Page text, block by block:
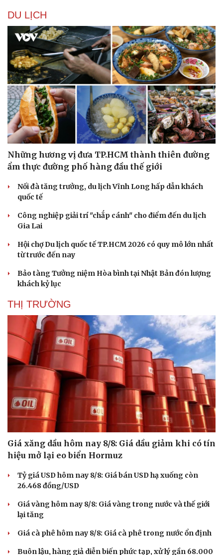
Dinh dưỡng - món ngon
Cây thuốc
Sản phụ khoa
Nhi khoa
Nam khoa
Làm đẹp - giảm cân
Phòng mạch online
Ăn sạch sống khỏe
Blog
Tình yêu - Gia đình
DU LỊCH
Những hương vị đưa TP.HCM thành thiên đường
ẩm thực đường phố hàng đầu thế giới
Nối đà tăng trưởng, du lịch Vĩnh Long hấp dẫn khách
quốc tế
Công nghiệp giải trí "chắp cánh" cho điểm đến du lịch
Gia Lai
Hội chợ Du lịch quốc tế TP.HCM 2026 có quy mô lớn nhất
từ trước đến nay
Bảo tàng Tưởng niệm Hòa bình tại Nhật Bản đón lượng
khách kỷ lục
THỊ TRƯỜNG
Giá xăng dầu hôm nay 8/8: Giá dầu giảm khi có tín
hiệu mở lại eo biển Hormuz
Tỷ giá USD hôm nay 8/8: Giá bán USD hạ xuống còn
26.468 đồng/USD
Giá vàng hôm nay 8/8: Giá vàng trong nước và thế giới
lại tăng
Giá cà phê hôm nay 8/8: Giá cà phê trong nước ổn định
Buôn lậu, hàng giả diễn biến phức tạp, xử lý gần 68.000